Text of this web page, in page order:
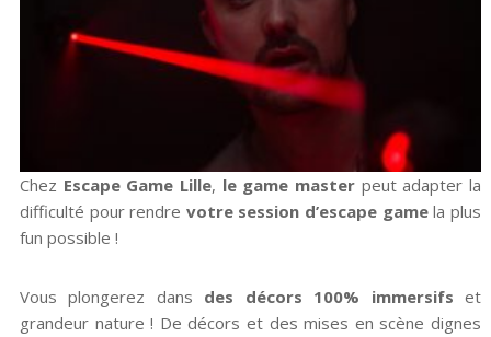
Chez Escape Game Lille, le game master peut adapter la
difficulté pour rendre votre session d’escape gamela plus
fun possible !
Vous plongerez dans des décors 100% immersifs et
grandeur nature ! De décors et des mises en scène dignes